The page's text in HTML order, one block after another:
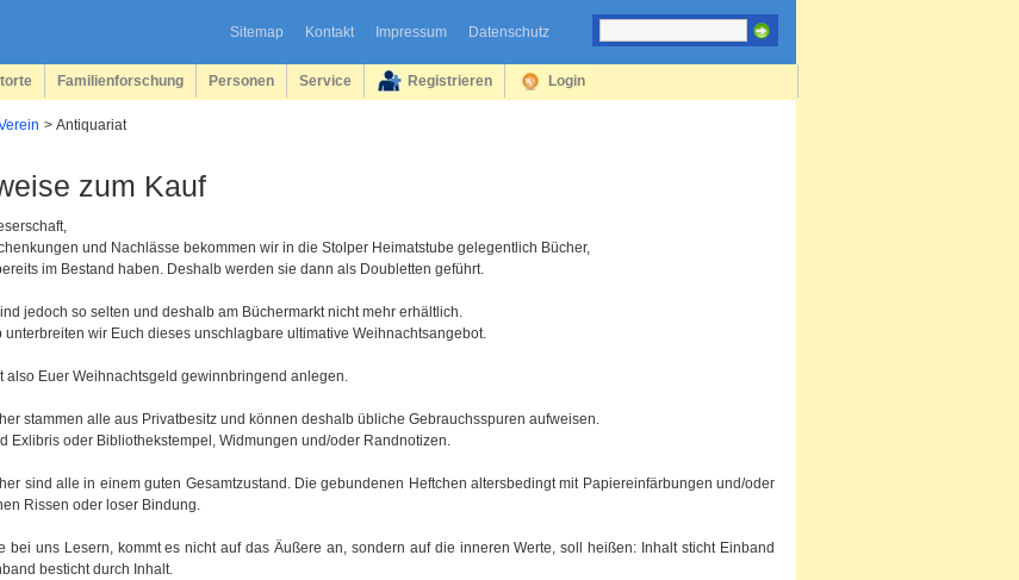
Sitemap Kontakt Impressum Datenschutz
Familienforschung Personen Service Registrieren Login
Antiquariat
zum Kauf
und Nachlässe bekommen wir in die Stolper Heimatstube gelegentlich Bücher,
im Bestand haben. Deshalb werden sie dann als Doubletten geführt.
jedoch so selten und deshalb am Büchermarkt nicht mehr erhältlich.
unterbreiten wir Euch dieses unschlagbare ultimative Weihnachtsangebot.
also Euer Weihnachtsgeld gewinnbringend anlegen.
stammen alle aus Privatbesitz und können deshalb übliche Gebrauchsspuren aufweisen.
Exlibris oder Bibliothekstempel, Widmungen und/oder Randnotizen.
sind alle in einem guten Gesamtzustand. Die gebundenen Heftchen altersbedingt mit Papiereinfärbungen und/oder
Rissen oder loser Bindung.
bei uns Lesern, kommt es nicht auf das Äußere an, sondern auf die inneren Werte, soll heißen: Inhalt sticht Einband
besticht durch Inhalt.